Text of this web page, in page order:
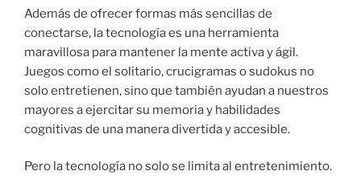
Además de ofrecer formas más sencillas de
conectarse, la tecnología es una herramienta
maravillosa para mantener la mente activa y ágil.
Juegos como el solitario, crucigramas o sudokus no
solo entretienen, sino que también ayudan a nuestros
mayores a ejercitar su memoria y habilidades
cognitivas de una manera divertida y accesible.
Pero la tecnología no solo se limita al entretenimiento.